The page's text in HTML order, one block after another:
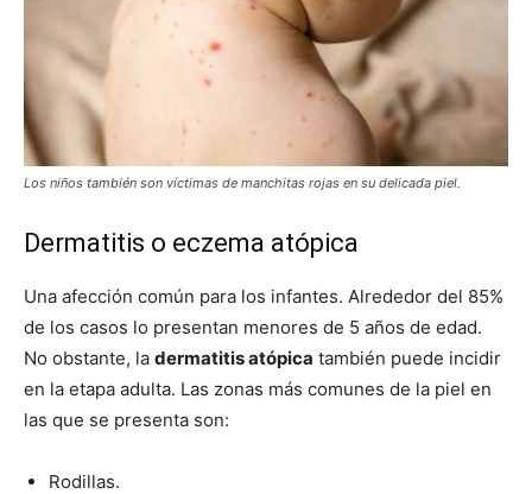
Los niños también son víctimas de manchitas rojas en su delicada piel.
Dermatitis o eczema atópica
Una afección común para los infantes. Alrededor del 85%
de los casos lo presentan menores de 5 años de edad.
No obstante, la dermatitis atópica también puede incidir
en la etapa adulta. Las zonas más comunes de la piel en
las que se presenta son:
Rodillas.